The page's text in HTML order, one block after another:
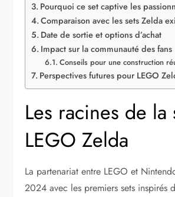
Pourquoi ce set captive les
Comparaison avec les sets Zelda
Date de sortie et options d’achat
Impact sur la communauté des fans
Conseils pour une construction
Perspectives futures pour LEGO
Les racines de la
LEGO Zelda
La partenariat entre LEGO et
2024 avec les premiers sets inspirés